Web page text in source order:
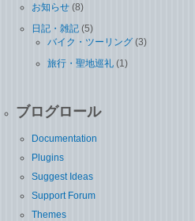
お知らせ (8)
日記・雑記 (5)
バイク・ツーリング (3)
旅行・聖地巡礼 (1)
ブログロール
Documentation
Plugins
Suggest Ideas
Support Forum
Themes